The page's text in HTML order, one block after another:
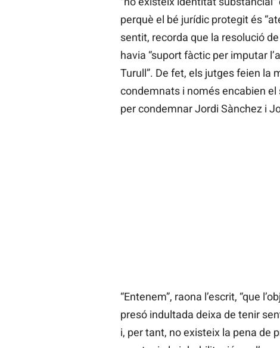
perquè el bé jurídic protegit és
sentit, recorda que la resolució
havia “suport fàctic per imputar
Turull”. De fet, els jutges feien la
condemnats i només encabien
per condemnar Jordi Sànchez i
“Entenem”, raona l’escrit, “que
presó indultada deixa de tenir
i, per tant, no existeix la pena de